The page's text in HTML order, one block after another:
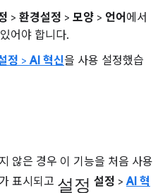
> 환경설정 > 모양 > 언어 에서
어야 합니다.
정 >AI 혁신을 사용 설정했습
않은 경우 이 기능을 처음 사용
표시되고 설정 설정 >AI 혁